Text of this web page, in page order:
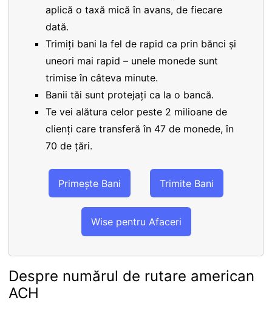
aplică o taxă mică în avans, de fiecare
dată.
Trimiți bani la fel de rapid ca prin bănci și
uneori mai rapid – unele monede sunt
trimise în câteva minute.
Banii tăi sunt protejați ca la o bancă.
Te vei alătura celor peste 2 milioane de
clienți care transferă în 47 de monede, în
70 de țări.
Primește Bani Trimite Bani
Wise pentru Afaceri
Despre numărul de rutare american
ACH